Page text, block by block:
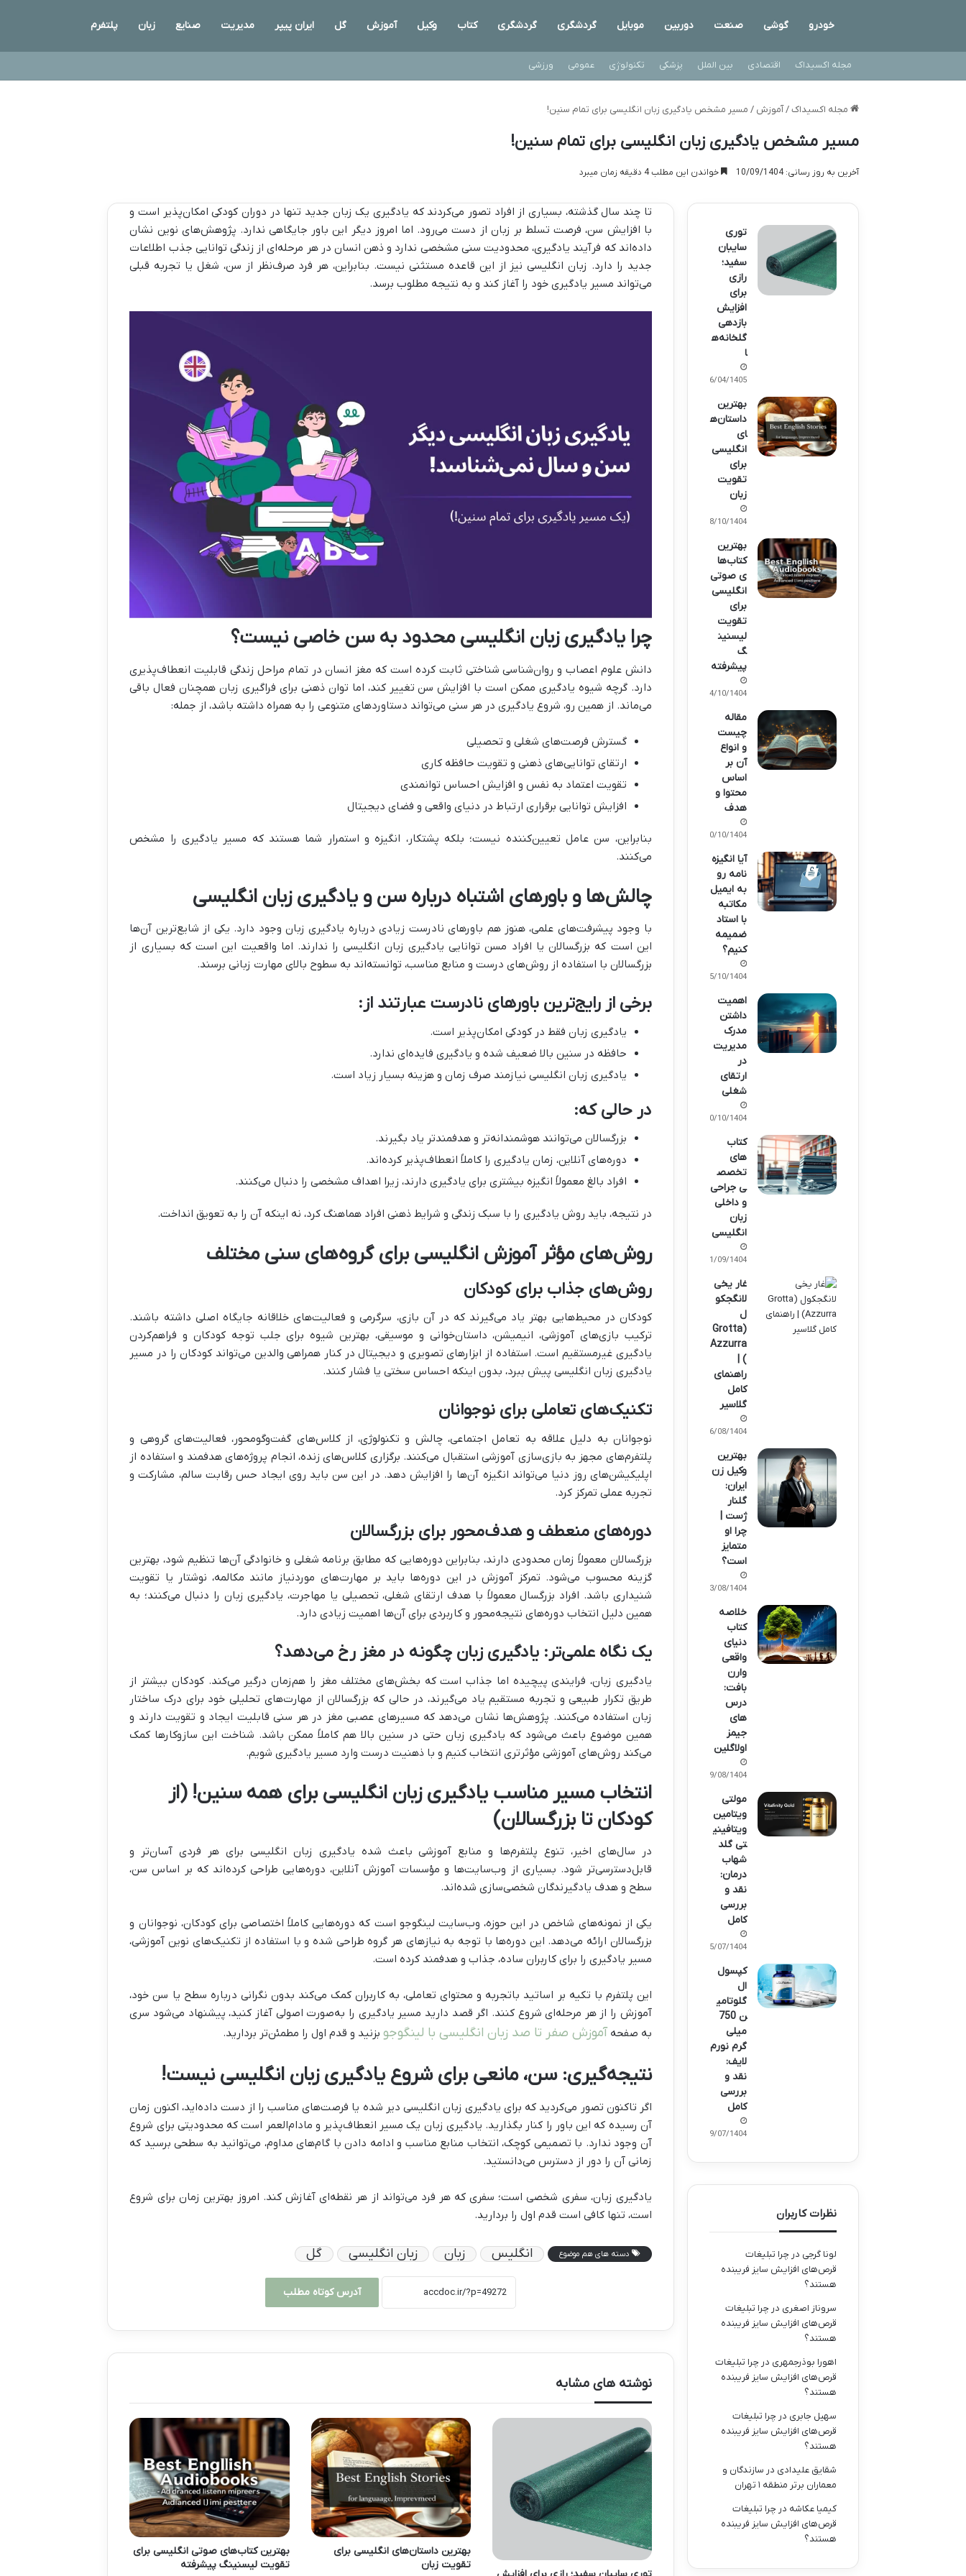
خودرو گوشی صنعت دوربین موبایل گردشگری گردشگری کتاب وکیل آموزش گل ایران پیپر مدیریت صنایع زبان پلتفرم
مجله اکسیداک اقتصادی بین الملل پزشکی تکنولوژی عمومی ورزشی
مجله اکسیداک / آموزش / مسیر مشخص یادگیری زبان انگلیسی برای تمام سنین!
مسیر مشخص یادگیری زبان انگلیسی برای تمام سنین!
آخرین به روز رسانی: 10/09/1404 خواندن این مطلب 4 دقیقه زمان میبرد
تا چند سال گذشته، بسیاری از افراد تصور می‌کردند که یادگیری یک زبان جدید تنها در دوران کودکی امکان‌پذیر است و
با افزایش سن، فرصت تسلط بر زبان از دست می‌رود. اما امروز دیگر این باور جایگاهی ندارد. پژوهش‌های نوین نشان
داده‌اند که فرآیند یادگیری، محدودیت سنی مشخصی ندارد و ذهن انسان در هر مرحله‌ای از زندگی توانایی جذب اطلاعات
جدید را دارد. زبان انگلیسی نیز از این قاعده مستثنی نیست. بنابراین، هر فرد صرف‌نظر از سن، شغل یا تجربه قبلی
می‌تواند مسیر یادگیری خود را آغاز کند و به نتیجه مطلوب برسد.
چرا یادگیری زبان انگلیسی محدود به سن خاصی نیست؟
دانش علوم اعصاب و روان‌شناسی شناختی ثابت کرده است که مغز انسان در تمام مراحل زندگی قابلیت انعطاف‌پذیری
دارد. گرچه شیوه یادگیری ممکن است با افزایش سن تغییر کند، اما توان ذهنی برای فراگیری زبان همچنان فعال باقی
می‌ماند. از همین رو، شروع یادگیری در هر سنی می‌تواند دستاوردهای متنوعی را به همراه داشته باشد، از جمله:
گسترش فرصت‌های شغلی و تحصیلی
ارتقای توانایی‌های ذهنی و تقویت حافظه کاری
تقویت اعتماد به نفس و افزایش احساس توانمندی
افزایش توانایی برقراری ارتباط در دنیای واقعی و فضای دیجیتال
بنابراین، سن عامل تعیین‌کننده نیست؛ بلکه پشتکار، انگیزه و استمرار شما هستند که مسیر یادگیری را مشخص
می‌کنند.
چالش‌ها و باورهای اشتباه درباره سن و یادگیری زبان انگلیسی
با وجود پیشرفت‌های علمی، هنوز هم باورهای نادرست زیادی درباره یادگیری زبان وجود دارد. یکی از شایع‌ترین آن‌ها
این است که بزرگسالان یا افراد مسن توانایی یادگیری زبان انگلیسی را ندارند. اما واقعیت این است که بسیاری از
بزرگسالان با استفاده از روش‌های درست و منابع مناسب، توانسته‌اند به سطوح بالای مهارت زبانی برسند.
برخی از رایج‌ترین باورهای نادرست عبارتند از:
یادگیری زبان فقط در کودکی امکان‌پذیر است.
حافظه در سنین بالا ضعیف شده و یادگیری فایده‌ای ندارد.
یادگیری زبان انگلیسی نیازمند صرف زمان و هزینه بسیار زیاد است.
در حالی که:
بزرگسالان می‌توانند هوشمندانه‌تر و هدفمندتر یاد بگیرند.
دوره‌های آنلاین، زمان یادگیری را کاملاً انعطاف‌پذیر کرده‌اند.
افراد بالغ معمولاً انگیزه بیشتری برای یادگیری دارند، زیرا اهداف مشخصی را دنبال می‌کنند.
در نتیجه، باید روش یادگیری را با سبک زندگی و شرایط ذهنی افراد هماهنگ کرد، نه اینکه آن را به تعویق انداخت.
روش‌های مؤثر آموزش انگلیسی برای گروه‌های سنی مختلف
روش‌های جذاب برای کودکان
کودکان در محیط‌هایی بهتر یاد می‌گیرند که در آن بازی، سرگرمی و فعالیت‌های خلاقانه جایگاه اصلی داشته باشند.
ترکیب بازی‌های آموزشی، انیمیشن، داستان‌خوانی و موسیقی، بهترین شیوه برای جلب توجه کودکان و فراهم‌کردن
یادگیری غیرمستقیم است. استفاده از ابزارهای تصویری و دیجیتال در کنار همراهی والدین می‌تواند کودکان را در مسیر
یادگیری زبان انگلیسی پیش ببرد، بدون اینکه احساس سختی یا فشار کنند.
تکنیک‌های تعاملی برای نوجوانان
نوجوانان به دلیل علاقه به تعامل اجتماعی، چالش و تکنولوژی، از کلاس‌های گفت‌وگومحور، فعالیت‌های گروهی و
پلتفرم‌های مجهز به بازی‌سازی آموزشی استقبال می‌کنند. برگزاری کلاس‌های زنده، انجام پروژه‌های هدفمند و استفاده از
اپلیکیشن‌های روز دنیا می‌تواند انگیزه آن‌ها را افزایش دهد. در این سن باید روی ایجاد حس رقابت سالم، مشارکت و
تجربه عملی تمرکز کرد.
دوره‌های منعطف و هدف‌محور برای بزرگسالان
بزرگسالان معمولاً زمان محدودی دارند، بنابراین دوره‌هایی که مطابق برنامه شغلی و خانوادگی آن‌ها تنظیم شود، بهترین
گزینه محسوب می‌شود. تمرکز آموزش در این دوره‌ها باید بر مهارت‌های موردنیاز مانند مکالمه، نوشتار یا تقویت
شنیداری باشد. افراد بزرگسال معمولاً با هدف ارتقای شغلی، تحصیلی یا مهاجرت، یادگیری زبان را دنبال می‌کنند؛ به
همین دلیل انتخاب دوره‌های نتیجه‌محور و کاربردی برای آن‌ها اهمیت زیادی دارد.
یک نگاه علمی‌تر: یادگیری زبان چگونه در مغز رخ می‌دهد؟
یادگیری زبان، فرایندی پیچیده اما جذاب است که بخش‌های مختلف مغز را هم‌زمان درگیر می‌کند. کودکان بیشتر از
طریق تکرار طبیعی و تجربه مستقیم یاد می‌گیرند، در حالی که بزرگسالان از مهارت‌های تحلیلی خود برای درک ساختار
زبان استفاده می‌کنند. پژوهش‌ها نشان می‌دهد که مسیرهای عصبی مغز در هر سنی قابلیت ایجاد و تقویت دارند و
همین موضوع باعث می‌شود که یادگیری زبان حتی در سنین بالا هم کاملاً ممکن باشد. شناخت این سازوکارها کمک
می‌کند روش‌های آموزشی مؤثرتری انتخاب کنیم و با ذهنیت درست وارد مسیر یادگیری شویم.
انتخاب مسیر مناسب یادگیری زبان انگلیسی برای همه سنین! (از
کودکان تا بزرگسالان)
در سال‌های اخیر، تنوع پلتفرم‌ها و منابع آموزشی باعث شده یادگیری زبان انگلیسی برای هر فردی آسان‌تر و
قابل‌دسترسی‌تر شود. بسیاری از وب‌سایت‌ها و مؤسسات آموزش آنلاین، دوره‌هایی طراحی کرده‌اند که بر اساس سن،
سطح و هدف یادگیرندگان شخصی‌سازی شده‌اند.
یکی از نمونه‌های شاخص در این حوزه، وب‌سایت لینگوجو است که دوره‌هایی کاملاً اختصاصی برای کودکان، نوجوانان و
بزرگسالان ارائه می‌دهد. این دوره‌ها با توجه به نیازهای هر گروه طراحی شده و با استفاده از تکنیک‌های نوین آموزشی،
مسیر یادگیری را برای کاربران ساده، جذاب و هدفمند کرده است.
این پلتفرم با تکیه بر اساتید باتجربه و محتوای تعاملی، به کاربران کمک می‌کند بدون نگرانی درباره سطح یا سن خود،
آموزش را از هر مرحله‌ای شروع کنند. اگر قصد دارید مسیر یادگیری را به‌صورت اصولی آغاز کنید، پیشنهاد می‌شود سری
به صفحه آموزش صفر تا صد زبان انگلیسی با لینگوجو بزنید و قدم اول را مطمئن‌تر بردارید.
نتیجه‌گیری: سن، مانعی برای شروع یادگیری زبان انگلیسی نیست!
اگر تاکنون تصور می‌کردید که برای یادگیری زبان انگلیسی دیر شده یا فرصت‌های مناسب را از دست داده‌اید، اکنون زمان
آن رسیده که این باور را کنار بگذارید. یادگیری زبان یک مسیر انعطاف‌پذیر و مادام‌العمر است که محدودیتی برای شروع
آن وجود ندارد. با تصمیمی کوچک، انتخاب منابع مناسب و ادامه دادن با گام‌های مداوم، می‌توانید به سطحی برسید که
زمانی آن را دور از دسترس می‌دانستید.
یادگیری زبان، سفری شخصی است؛ سفری که هر فرد می‌تواند از هر نقطه‌ای آغازش کند. امروز بهترین زمان برای شروع
است، تنها کافی است قدم اول را بردارید.
دسته های هم موضوع انگلیس زبان زبان انگلیسی گل
آدرس کوتاه مطلب
نوشته های مشابه
بهترین داستان‌های انگلیسی برای
تقویت زبان
بهترین کتاب‌های صوتی انگلیسی برای
تقویت لیسنینگ پیشرفته
توری
سایبان
سفید؛
رازی
برای
افزایش
بازدهی
گلخانه‌ه
ا
06/04/1405
بهترین
داستان‌ه
ای
انگلیسی
برای
تقویت
زبان
28/10/1404
بهترین
کتاب‌ها
ی صوتی
انگلیسی
برای
تقویت
لیسنین
گ
پیشرفته
24/10/1404
مقاله
چیست
و انواع
آن بر
اساس
محتوا و
هدف
20/10/1404
آیا انگیزه
نامه رو
به ایمیل
مکاتبه
با استاد
ضمیمه
کنیم؟
15/10/1404
اهمیت
داشتن
مدرک
مدیریت
در
ارتقای
شغلی
10/10/1404
کتاب
های
تخصص
ی جراحی
و داخلی
زبان
انگلیسی
21/09/1404
غار یخی
لانگجکو
ل
(Grotta
Azzurra
) |
راهنمای
کامل
گلاسیر
16/08/1404
بهترین
وکیل زن
ایران:
گلنار
ژست |
چرا او
متمایز
است؟
13/08/1404
خلاصه
کتاب
دنیای
واقعی
وارن
بافت:
درس
های
جیمز
اولاگلین
09/08/1404
مولتی
ویتامین
ویتافینی
تی گلد
شهاب
درمان:
نقد و
بررسی
کامل
15/07/1404
کپسول
ال
گلوتامی
ن 750
میلی
گرم نورم
لایف:
نقد و
بررسی
کامل
09/07/1404
نظرات کاربران
لونا گرجی درچرا تبلیغات
قرص‌های افزایش سایز فریبنده
هستند؟
سروناز اصغری درچرا تبلیغات
قرص‌های افزایش سایز فریبنده
هستند؟
اهورا بوذرجمهری درچرا تبلیغات
قرص‌های افزایش سایز فریبنده
هستند؟
سهیل جابری درچرا تبلیغات
قرص‌های افزایش سایز فریبنده
هستند؟
شقایق علیدادی در سازندگان و
معماران برتر منطقه ۱ تهران
کیمیا عکاشه درچرا تبلیغات
قرص‌های افزایش سایز فریبنده
هستند؟